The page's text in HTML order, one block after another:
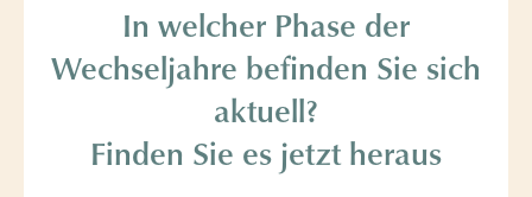
In welcher Phase der
Wechseljahre befinden Sie sich
aktuell?
Finden Sie es jetzt heraus